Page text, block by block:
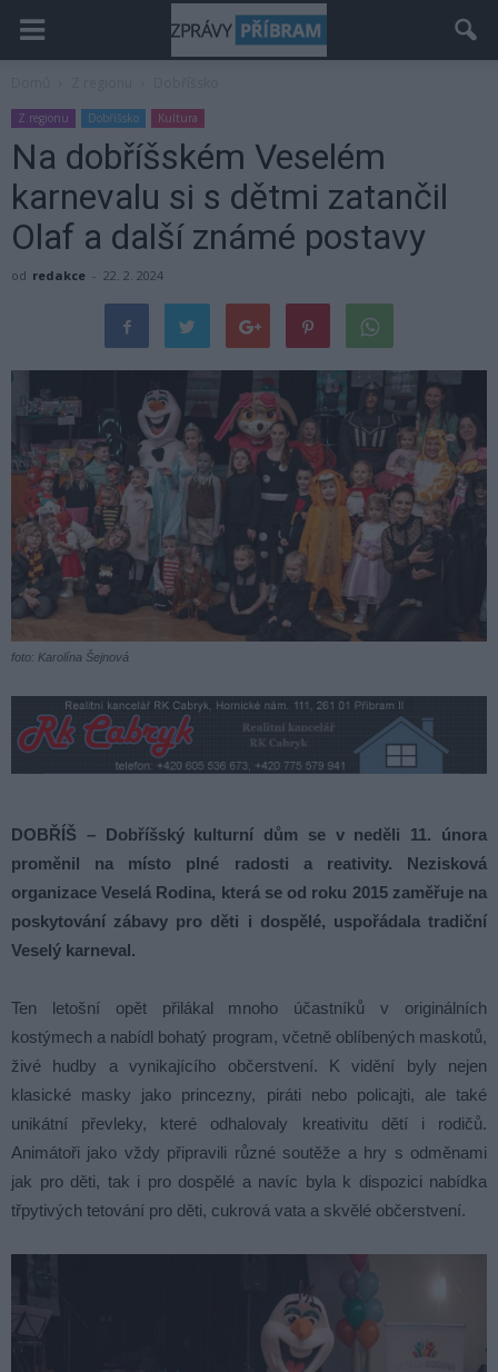
Z regionu Dobříšsko Kultura
Na dobříšském Veselém
karnevalu si s dětmi zatančil
Olaf a další známé postavy
od redakce - 22. 2. 2024
foto: Karolína Šejnová
DOBŘÍŠ – Dobříšský kulturní dům se v neděli 11. února
proměnil na místo plné radosti a reativity. Nezisková
organizace Veselá Rodina, která se od roku 2015 zaměřuje na
poskytování zábavy pro děti i dospělé, uspořádala tradiční
Veselý karneval.
Ten letošní opět přilákal mnoho účastníků v originálních
kostýmech a nabídl bohatý program, včetně oblíbených maskotů,
živé hudby a vynikajícího občerstvení. K vidění byly nejen
klasické masky jako princezny, piráti nebo policajti, ale také
unikátní převleky, které odhalovaly kreativitu dětí i rodičů.
Animátoři jako vždy připravili různé soutěže a hry s odměnami
jak pro děti, tak i pro dospělé a navíc byla k dispozici nabídka
třpytivých tetování pro děti, cukrová vata a skvělé občerstvení.